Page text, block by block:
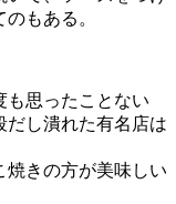
もある。
も思ったことない
だし潰れた有名店は
焼きの方が美味しい